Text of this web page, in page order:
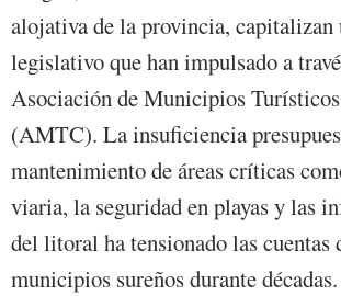
alojativa de la provincia, capitalizan
legislativo que han impulsado a
Asociación de Municipios
(AMTC). La insuficiencia
mantenimiento de áreas críticas
viaria, la seguridad en playas y las
del litoral ha tensionado las cuentas
municipios sureños durante